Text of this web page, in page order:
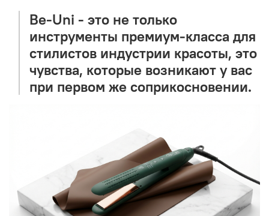
Be-Uni - это не только
инструменты премиум-класса для
стилистов индустрии красоты, это
чувства, которые возникают у вас
при первом же соприкосновении.